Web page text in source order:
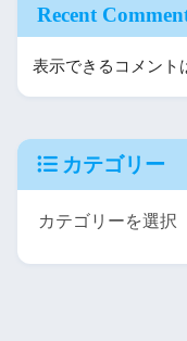
Recent
表示できるコメント
カテゴリー